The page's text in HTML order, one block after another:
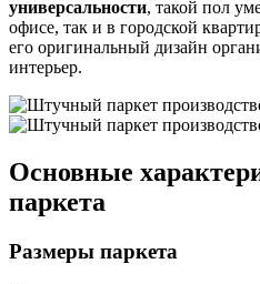
универсальности, такой пол
офисе, так и в городской
его оригинальный дизайн
интерьер.
Основные
паркета
Размеры паркета